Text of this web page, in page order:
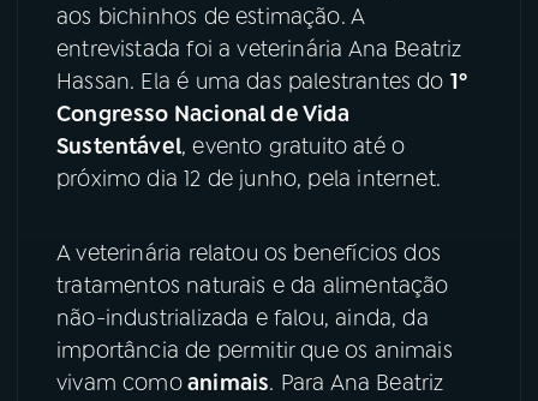
PODCASTS
06VIDEOCASTS
FESTIVAL DE MÚSICA
ACOMPANHE A RÁDIO NACIONAL
aos bichinhos de estimação. A
entrevistada foi a veterinária Ana Beatriz
Hassan. Ela é uma das palestrantes do 1º
Congresso Nacional de Vida
Sustentável, evento gratuito até o
próximo dia 12 de junho, pela internet.
A veterinária relatou os benefícios dos
tratamentos naturais e da alimentação
não-industrializada e falou, ainda, da
importância de permitir que os animais
vivam comoanimais. Para Ana Beatriz